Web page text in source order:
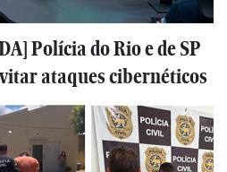
Polícia do Rio e de SP
ataques cibernéticos